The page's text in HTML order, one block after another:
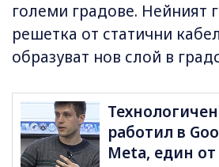
големи градове. Нейният
решетка от статични
образуват нов слой в
работил в
Meta, един от